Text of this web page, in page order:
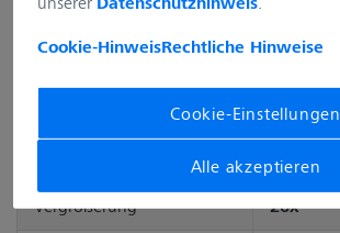
Vergrößerung 20x
Cookie-HinweisRechtliche Hinweise
Cookie-Einstellungen
Alle akzeptieren